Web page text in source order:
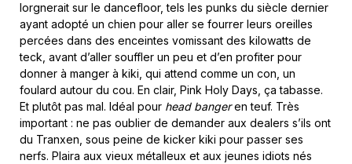
lorgnerait sur le dancefloor, tels les punks du siècle dernier
ayant adopté un chien pour aller se fourrer leurs oreilles
percées dans des enceintes vomissant des kilowatts de
teck, avant d’aller souffler un peu et d’en profiter pour
donner à manger à kiki, qui attend comme un con, un
foulard autour du cou. En clair, Pink Holy Days, ça tabasse.
Et plutôt pas mal. Idéal pour head bangeren teuf. Très
important : ne pas oublier de demander aux dealers s’ils ont
du Tranxen, sous peine de kicker kiki pour passer ses
nerfs. Plaira aux vieux métalleux et aux jeunes idiots nés